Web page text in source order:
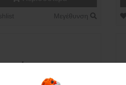
Μεγέθυνση